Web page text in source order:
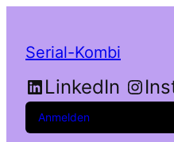
Serial-Kombi
LinkedIn
Anmelden